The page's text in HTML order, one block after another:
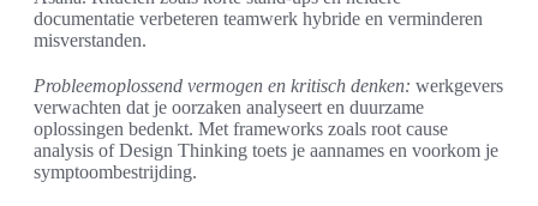
documentatie verbeteren teamwerk hybride en verminderen
misverstanden.
Probleemoplossend vermogen en kritisch denken: werkgevers
verwachten dat je oorzaken analyseert en duurzame
oplossingen bedenkt. Met frameworks zoals root cause
analysis of Design Thinking toets je aannames en voorkom je
symptoombestrijding.